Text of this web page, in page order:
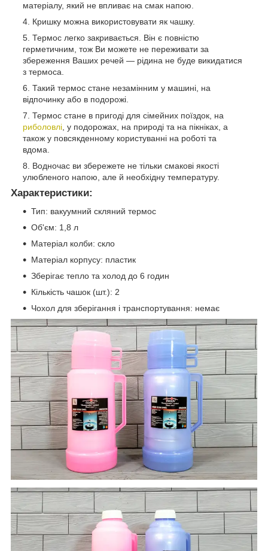
матеріалу, який не впливає на смак напою.
Кришку можна використовувати як чашку.
Термос легко закривається. Він є повністю
герметичним, тож Ви можете не переживати за
збереження Ваших речей — рідина не буде викидатися
з термоса.
Такий термос стане незамінним у машині, на
відпочинку або в подорожі.
Термос стане в пригоді для сімейних поїздок, на
риболовлі, у подорожах, на природі та на пікніках, а
також у повсякденному користуванні на роботі та
вдома.
Водночас ви збережете не тільки смакові якості
улюбленого напою, але й необхідну температуру.
Характеристики:
Тип: вакуумний скляний термос
Об'єм: 1,8 л
Матеріал колби: скло
Матеріал корпусу: пластик
Зберігає тепло та холод до 6 годин
Кількість чашок (шт.): 2
Чохол для зберігання і транспортування: немає